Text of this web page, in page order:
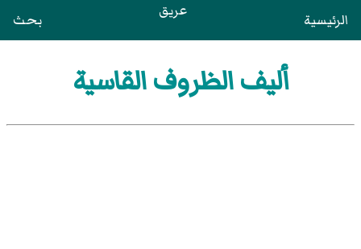
الرئيسية عريق بحث
أليف الظروف القاسية